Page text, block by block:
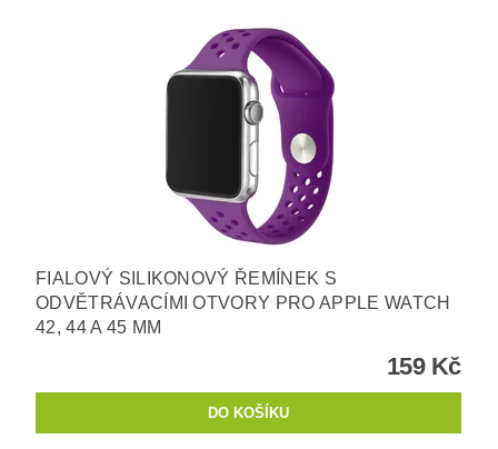
FIALOVÝ SILIKONOVÝ ŘEMÍNEK S
ODVĚTRÁVACÍMI OTVORY PRO APPLE WATCH
42, 44 A 45 MM
159 Kč